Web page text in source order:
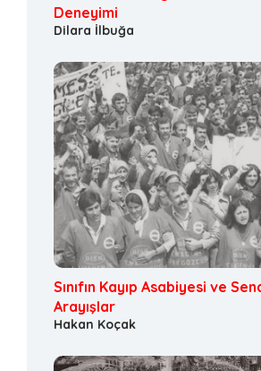
Deneyimi
Dilara İlbuğa
Sınıfın Kayıp Asabiyesi ve
Arayışlar
Hakan Koçak